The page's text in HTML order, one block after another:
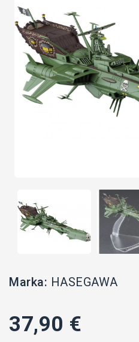
Marka: HASEGAWA
37,90 €